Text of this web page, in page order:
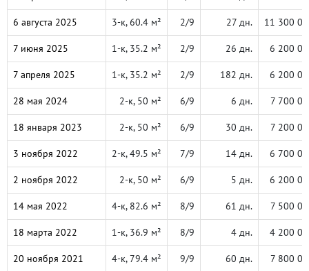
6 августа 2025 3-к, 60.4 м² 2/9 27 дн. 11 300
7 июня 2025 1-к, 35.2 м² 2/9 26 дн. 6 200
7 апреля 2025 1-к, 35.2 м² 2/9 182 дн. 6 200
28 мая 2024 2-к, 50 м² 6/9 6 дн. 7 700
18 января 2023 2-к, 50 м² 6/9 30 дн. 7 200
3 ноября 2022 2-к, 49.5 м² 7/9 14 дн. 6 700
2 ноября 2022 2-к, 50 м² 6/9 5 дн. 6 200
14 мая 2022 4-к, 82.6 м² 8/9 61 дн. 7 500
18 марта 2022 1-к, 36.9 м² 8/9 4 дн. 4 200
20 ноября 2021 4-к, 79.4 м² 9/9 60 дн. 7 800